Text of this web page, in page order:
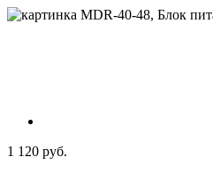
1 120 руб.